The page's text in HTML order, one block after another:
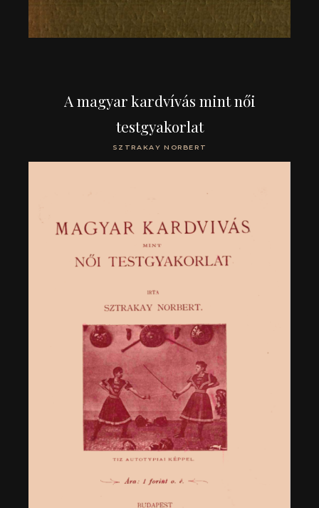
A magyar kardvívás mint női
testgyakorlat
SZTRAKAY NORBERT